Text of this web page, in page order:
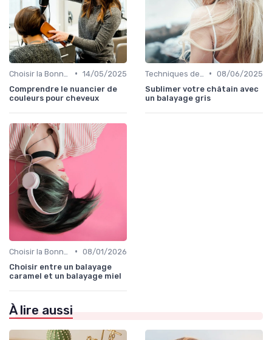
• 14/05/2025
Comprendre le nuancier de
couleurs pour cheveux
• 08/06/2025
Sublimer votre châtain avec
un balayage gris
• 08/01/2026
Choisir entre un balayage
caramel et un balayage miel
À lire aussi